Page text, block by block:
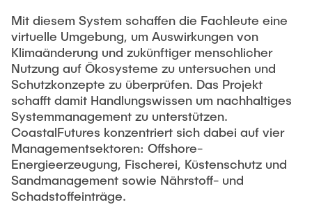
Mit diesem System schaffen die Fachleute eine
virtuelle Umgebung, um Auswirkungen von
Klimaänderung und zukünftiger menschlicher
Nutzung auf Ökosysteme zu untersuchen und
Schutzkonzepte zu überprüfen. Das Projekt
schafft damit Handlungswissen um nachhaltiges
Systemmanagement zu unterstützen.
CoastalFutures konzentriert sich dabei auf vier
Managementsektoren: Offshore-
Energieerzeugung, Fischerei, Küstenschutz und
Sandmanagement sowie Nährstoff- und
Schadstoffeinträge.